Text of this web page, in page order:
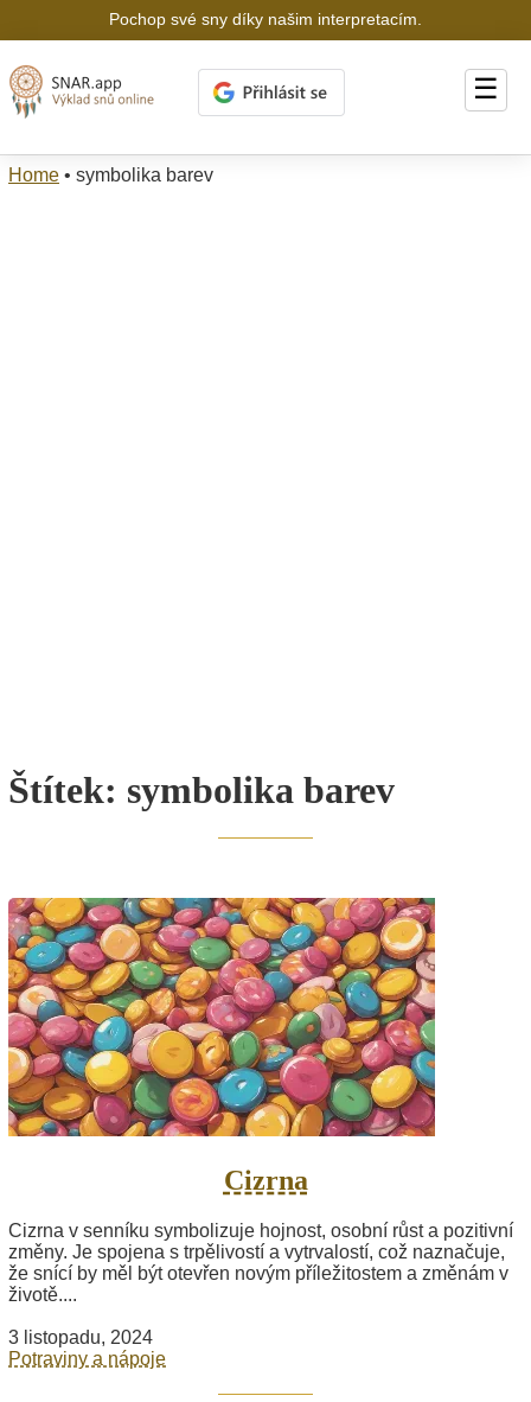
Pochop své sny díky našim interpretacím.
☰
Home • symbolika barev
Štítek: symbolika barev
Cizrna
Cizrna v senníku symbolizuje hojnost, osobní růst a pozitivní
změny. Je spojena s trpělivostí a vytrvalostí, což naznačuje,
že snící by měl být otevřen novým příležitostem a změnám v
životě....
3 listopadu, 2024
Potraviny a nápoje